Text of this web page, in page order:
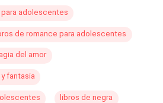
adolescentes
de romance para adolescentes
del amor
fantasia
libros de negra